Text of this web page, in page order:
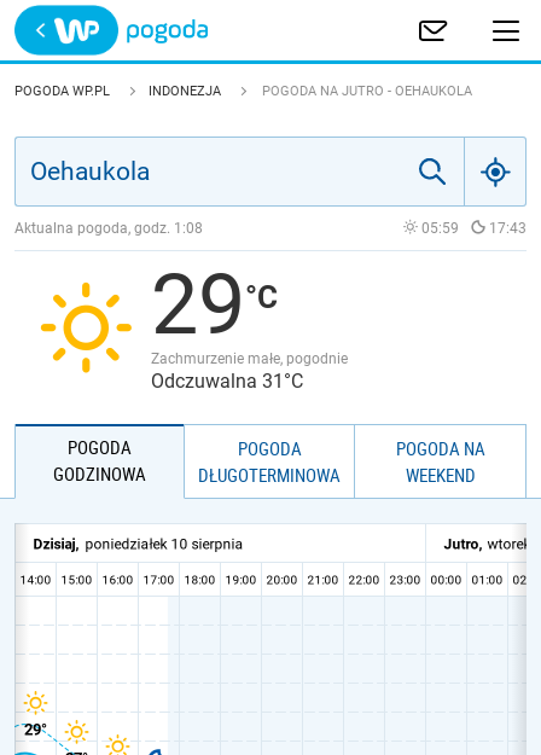
Trwa ładowanie
POLSKA
JAKOŚĆ POWIETRZA
POGODA WP.PL INDONEZJA POGODA NA JUTRO - OEHAUKOLA
Aktualna pogoda, godz. 1:08 05:59 17:43
29
Zachmurzenie małe, pogodnie
Odczuwalna 31°C
POGODA
GODZINOWA
POGODA
DŁUGOTERMINOWA
POGODA NA
WEEKEND